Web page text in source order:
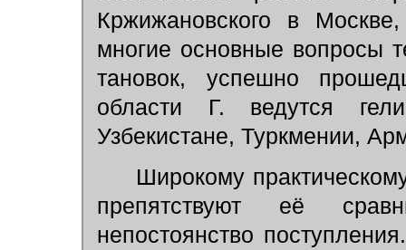
Кржижановского в Москве,
многие основные вопросы
тановок, успешно
области Г. ведутся
Узбекистане, Туркмении,
Широкому
препятствуют её
непостоянство